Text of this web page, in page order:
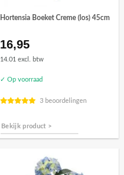
Hortensia Boeket Creme (los) 45cm
16,95
14.01 excl. btw
✓ Op voorraad
3 beoordelingen
Bekijk product >